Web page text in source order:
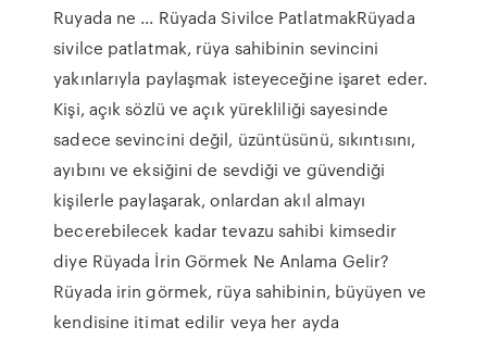
Ruyada ne ... Rüyada Sivilce PatlatmakRüyada
sivilce patlatmak, rüya sahibinin sevincini
yakınlarıyla paylaşmak isteyeceğine işaret eder.
Kişi, açık sözlü ve açık yürekliliği sayesinde
sadece sevincini değil, üzüntüsünü, sıkıntısını,
ayıbını ve eksiğini de sevdiği ve güvendiği
kişilerle paylaşarak, onlardan akıl almayı
becerebilecek kadar tevazu sahibi kimsedir
diye Rüyada İrin Görmek Ne Anlama Gelir?
Rüyada irin görmek, rüya sahibinin, büyüyen ve
kendisine itimat edilir veya her ayda